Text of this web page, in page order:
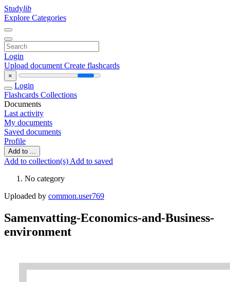
Studylib
Explore Categories
Login
Upload document Create flashcards
×
Login
Flashcards Collections
Documents
Last activity
My documents
Saved documents
Profile
Add to ...
Add to collection(s) Add to saved
No category
Uploaded by common.user769
Samenvatting-Economics-and-Business-
environment